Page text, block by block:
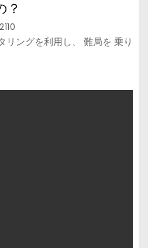
？
リングを利用し、 難局を 乗り